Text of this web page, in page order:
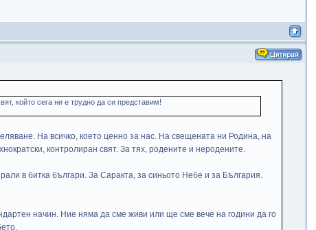
който сега ни е трудно да си представим!
На всичко, което ценно за нас. На свещената ни Родина, на
контролиран свят. За тях, родените и неродените.
в битка българи. За Саракта, за синьото Небе и за България.
начин. Ние няма да сме живи или ще сме вече на години да го